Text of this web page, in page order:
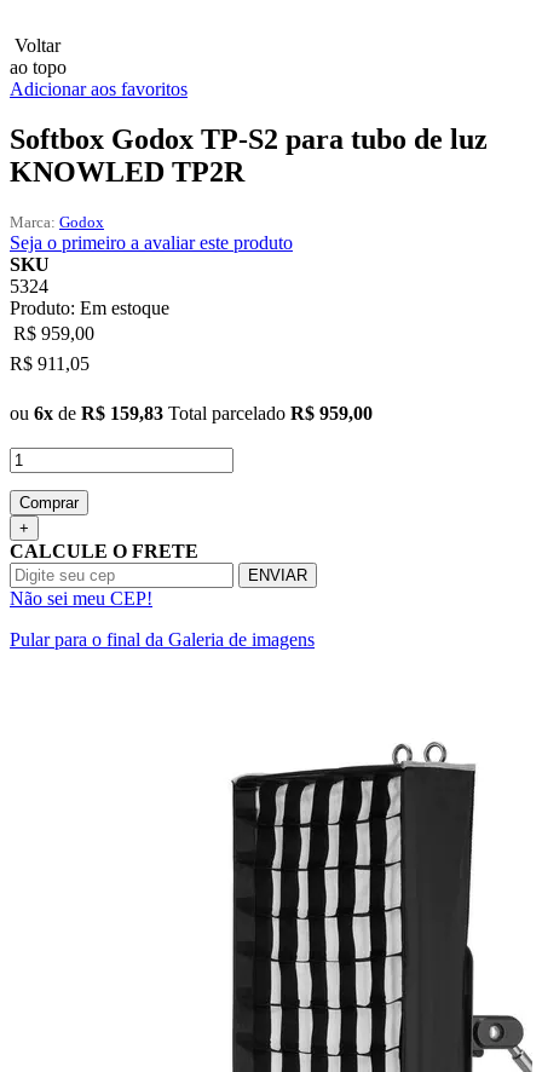
MAMEN
Manfrotto
MeFoto
Mettle
NEEWER
Photo Facility
Queenie
Quenox
Voltar
ao topo
Adicionar aos favoritos
Softbox Godox TP-S2 para tubo de luz
KNOWLED TP2R
Marca: Godox
Seja o primeiro a avaliar este produto
SKU
5324
Produto: Em estoque
R$ 959,00
R$ 911,05
ou 6x de R$ 159,83 Total parcelado R$ 959,00
Comprar
+
CALCULE O FRETE
ENVIAR
Não sei meu CEP!
Pular para o final da Galeria de imagens